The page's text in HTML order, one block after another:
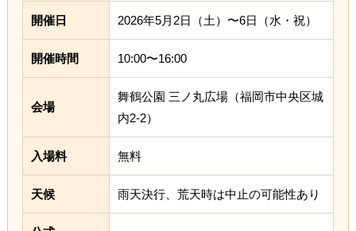
開催日 2026年5月2日（土）〜6日（水・祝）
開催時間 10:00〜16:00
会場
舞鶴公園 三ノ丸広場（福岡市中央区城
内2-2）
入場料 無料
天候 雨天決行、荒天時は中止の可能性あり